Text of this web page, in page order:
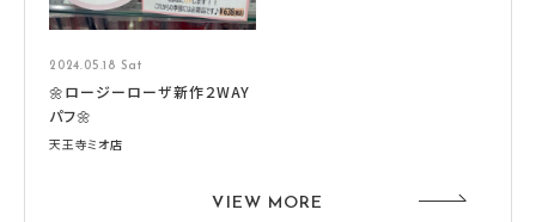
2024.05.18 Sat
🌼ロージーローザ新作２WAY
パフ🌼
天王寺ミオ店
VIEW MORE